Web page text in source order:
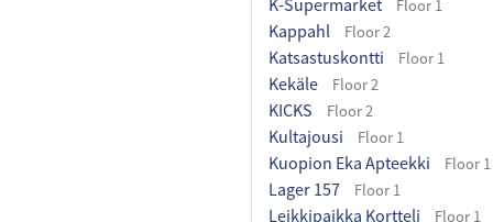
K-Supermarket Floor 1
Kappahl Floor 2
Katsastuskontti Floor 1
Kekäle Floor 2
KICKS Floor 2
Kultajousi Floor 1
Kuopion Eka Apteekki Floor 1
Lager 157 Floor 1
Leikkipaikka Kortteli Floor 1